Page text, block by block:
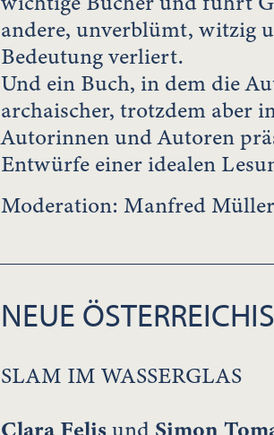
andere, unverblümt, witzig
Bedeutung verliert.
Und ein Buch, in dem die
archaischer, trotzdem aber
Autorinnen und Autoren
Entwürfe einer idealen
Moderation: Manfred Müller
NEUE
SLAM IM WASSERGLAS